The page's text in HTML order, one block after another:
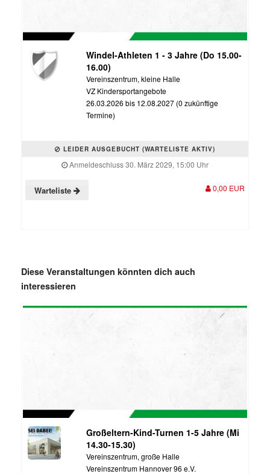
Windel-Athleten 1 - 3 Jahre (Do 15.00-
16.00)
Vereinszentrum, kleine Halle
VZ Kindersportangebote
26.03.2026 bis 12.08.2027 (0 zukünftige
Termine)
LEIDER AUSGEBUCHT (WARTELISTE AKTIV)
Anmeldeschluss 30. März 2029, 15:00 Uhr
Warteliste 0,00 EUR
Diese Veranstaltungen könnten dich auch
interessieren
Großeltern-Kind-Turnen 1-5 Jahre (Mi
14.30-15.30)
Vereinszentrum, große Halle
Vereinszentrum Hannover 96 e.V.